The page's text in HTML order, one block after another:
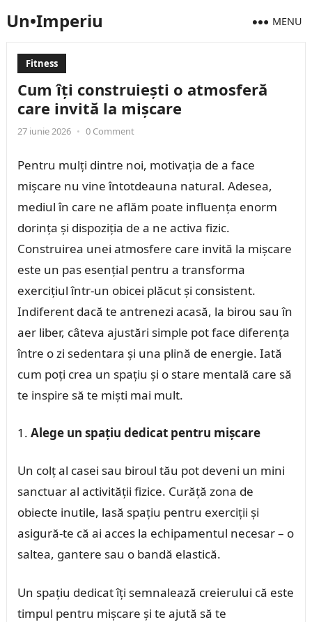
Un•Imperiu MENU
Fitness
Cum îți construiești o atmosferă
care invită la mișcare
27 iunie 2026 • 0 Comment
Pentru mulți dintre noi, motivația de a face
mișcare nu vine întotdeauna natural. Adesea,
mediul în care ne aflăm poate influența enorm
dorința și dispoziția de a ne activa fizic.
Construirea unei atmosfere care invită la mișcare
este un pas esențial pentru a transforma
exercițiul într-un obicei plăcut și consistent.
Indiferent dacă te antrenezi acasă, la birou sau în
aer liber, câteva ajustări simple pot face diferența
între o zi sedentara și una plină de energie. Iată
cum poți crea un spațiu și o stare mentală care să
te inspire să te miști mai mult.
Alege un spațiu dedicat pentru mișcare
Un colț al casei sau biroul tău pot deveni un mini
sanctuar al activității fizice. Curăță zona de
obiecte inutile, lasă spațiu pentru exerciții și
asigură-te că ai acces la echipamentul necesar – o
saltea, gantere sau o bandă elastică.
Un spațiu dedicat îți semnalează creierului că este
timpul pentru mișcare și te ajută să te